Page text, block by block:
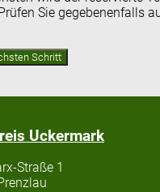
Sie gegebenenfalls
Uckermark
Straße 1